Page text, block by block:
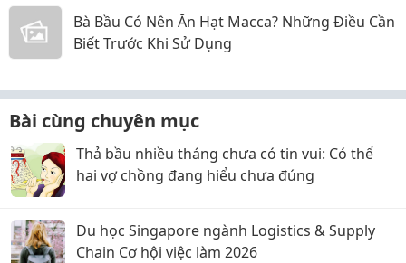
Bà Bầu Có Nên Ăn Hạt Macca? Những Điều Cần
Biết Trước Khi Sử Dụng
Bài cùng chuyên mục
Thả bầu nhiều tháng chưa có tin vui: Có thể
hai vợ chồng đang hiểu chưa đúng
Du học Singapore ngành Logistics & Supply
Chain Cơ hội việc làm 2026